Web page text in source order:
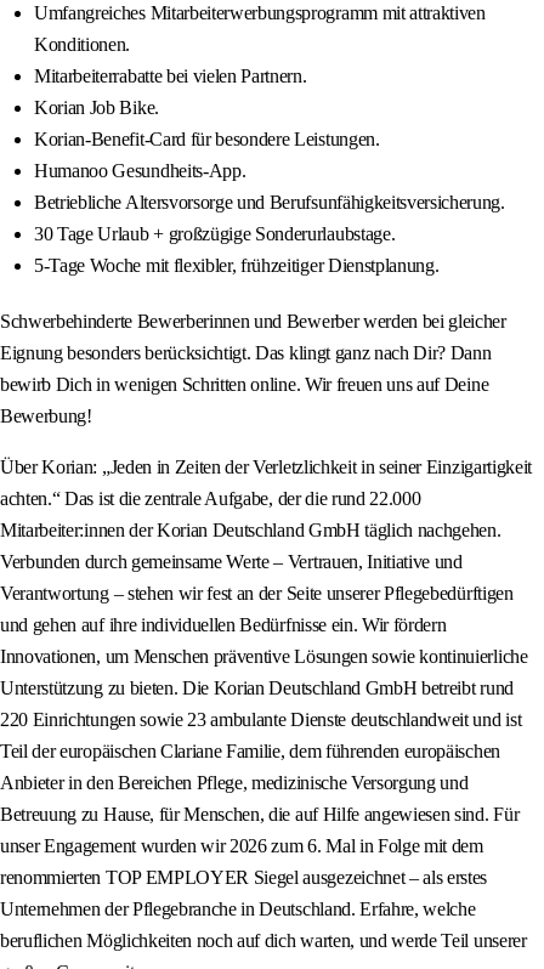
Umfangreiches Mitarbeiterwerbungsprogramm mit attraktiven
Konditionen.
Mitarbeiterrabatte bei vielen Partnern.
Korian Job Bike.
Korian-Benefit-Card für besondere Leistungen.
Humanoo Gesundheits-App.
Betriebliche Altersvorsorge und Berufsunfähigkeitsversicherung.
30 Tage Urlaub + großzügige Sonderurlaubstage.
5-Tage Woche mit flexibler, frühzeitiger Dienstplanung.
Schwerbehinderte Bewerberinnen und Bewerber werden bei gleicher
Eignung besonders berücksichtigt. Das klingt ganz nach Dir? Dann
bewirb Dich in wenigen Schritten online. Wir freuen uns auf Deine
Bewerbung!
Über Korian: „Jeden in Zeiten der Verletzlichkeit in seiner Einzigartigkeit
achten.“ Das ist die zentrale Aufgabe, der die rund 22.000
Mitarbeiter:innen der Korian Deutschland GmbH täglich nachgehen.
Verbunden durch gemeinsame Werte – Vertrauen, Initiative und
Verantwortung – stehen wir fest an der Seite unserer Pflegebedürftigen
und gehen auf ihre individuellen Bedürfnisse ein. Wir fördern
Innovationen, um Menschen präventive Lösungen sowie kontinuierliche
Unterstützung zu bieten. Die Korian Deutschland GmbH betreibt rund
220 Einrichtungen sowie 23 ambulante Dienste deutschlandweit und ist
Teil der europäischen Clariane Familie, dem führenden europäischen
Anbieter in den Bereichen Pflege, medizinische Versorgung und
Betreuung zu Hause, für Menschen, die auf Hilfe angewiesen sind. Für
unser Engagement wurden wir 2026 zum 6. Mal in Folge mit dem
renommierten TOP EMPLOYER Siegel ausgezeichnet – als erstes
Unternehmen der Pflegebranche in Deutschland. Erfahre, welche
beruflichen Möglichkeiten noch auf dich warten, und werde Teil unserer